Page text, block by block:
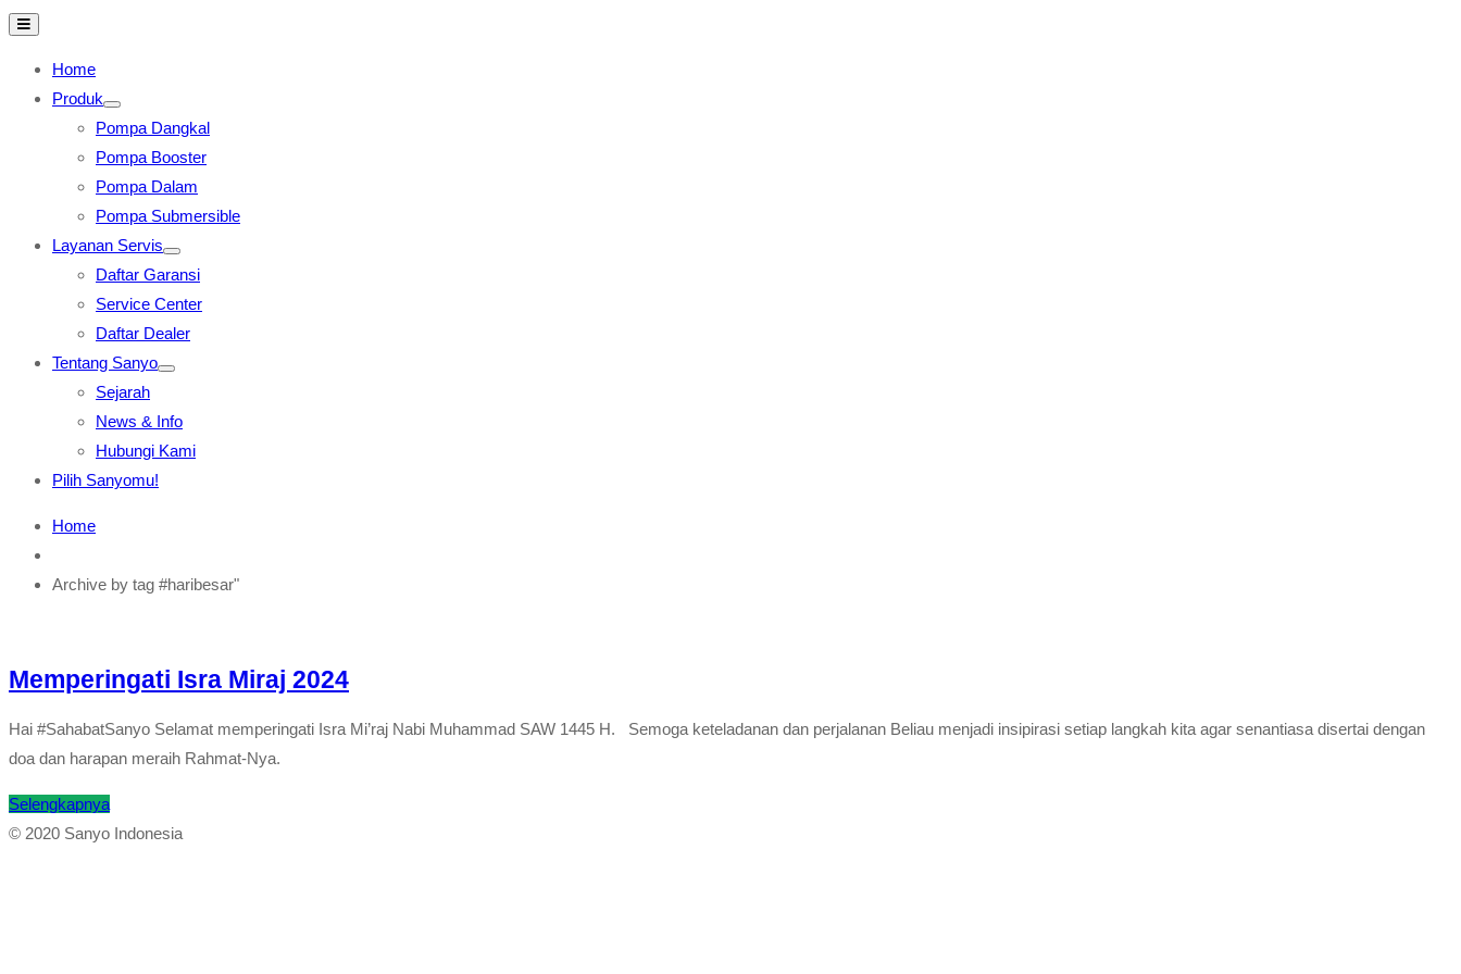
Home
Produk
Pompa Dangkal
Pompa Booster
Pompa Dalam
Pompa Submersible
Layanan Servis
Daftar Garansi
Service Center
Daftar Dealer
Tentang Sanyo
Sejarah
News & Info
Hubungi Kami
Pilih Sanyomu!
Home
Archive by tag #haribesar"
Memperingati Isra Miraj 2024
Hai #SahabatSanyo Selamat memperingati Isra Mi’raj Nabi Muhammad SAW 1445 H. Semoga keteladanan dan perjalanan Beliau menjadi insipirasi setiap langkah kita agar senantiasa disertai dengan
doa dan harapan meraih Rahmat-Nya.
Selengkapnya
© 2020 Sanyo Indonesia